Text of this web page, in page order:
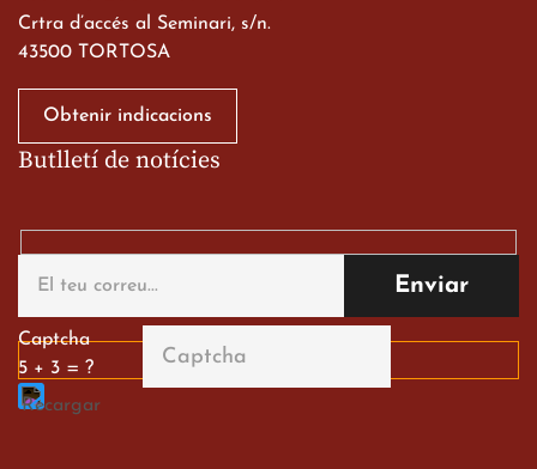
alumnes al Tortosa
English Festival
13 de març de 2026
Crtra d’accés al Seminari, s/n.
43500 TORTOSA
Obtenir indicacions
Butlletí de notícies
Captcha
5 + 3 = ?